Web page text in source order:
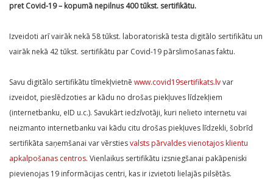
pret Covid-19 – kopumā nepilnus 400 tūkst. sertifikātu.
Izveidoti arī vairāk nekā 58 tūkst. laboratoriskā testa digitālo sertifikātu un
vairāk nekā 42 tūkst. sertifikātu par Covid-19 pārslimošanas faktu.
Savu digitālo sertifikātu tīmekļvietnē www.covid19sertifikats.lvvar
izveidot, pieslēdzoties ar kādu no drošas piekļuves līdzekļiem
(internetbanku, eID u.c.). Savukārt iedzīvotāji, kuri nelieto internetu vai
neizmanto internetbanku vai kādu citu drošas piekļuves līdzekli, šobrīd
sertifikāta saņemšanai var vērstiesvalsts pārvaldes vienotajos klientu
apkalpošanas centros. Vienlaikus sertifikātu izsniegšanai pakāpeniski
pievienojas 19 informācijas centri, kas ir izvietoti lielajās pilsētās.